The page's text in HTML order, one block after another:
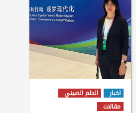
اخبار
الحلم الصيني
مقالات